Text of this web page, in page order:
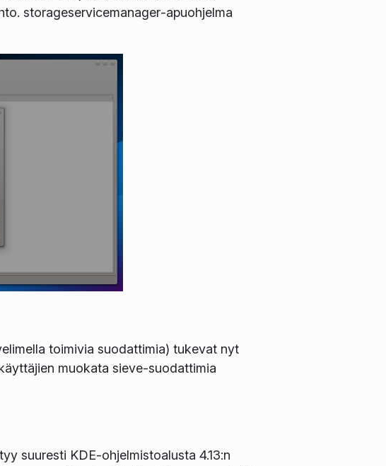
storageservicemanager-apuohjelma
toimivia suodattimia) tukevat nyt
muokata sieve-suodattimia
suuresti KDE-ohjelmistoalusta 4.13:n